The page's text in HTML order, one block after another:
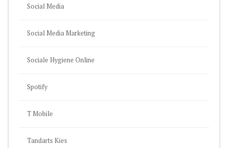
Social Media
Social Media Marketing
Sociale Hygiene Online
Spotify
T Mobile
Tandarts Kies